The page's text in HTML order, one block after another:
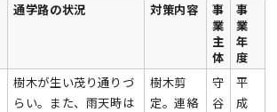
通学路の状況 対策内容
事
業
主
体
事
業
年
度
樹木が生い茂り通りづ
らい。また、雨天時は
樹木剪
定。連絡
守
谷
平
成